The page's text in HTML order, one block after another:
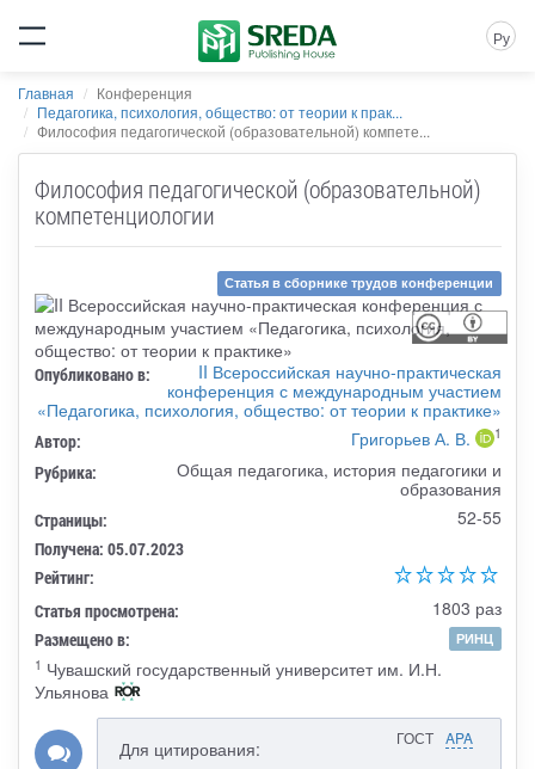
Ру
Главная
Конференция
Педагогика, психология, общество: от теории к прак...
Философия педагогической (образовательной) компете...
Философия педагогической (образовательной)
компетенциологии
Статья в сборнике трудов конференции
Опубликовано в:
II Всероссийская научно-практическая
конференция с международным участием
«Педагогика, психология, общество: от теории к практике»
Автор: Григорьев А. В. 1
Рубрика:
Общая педагогика, история педагогики и
образования
Страницы: 52-55
Получена: 05.07.2023
Рейтинг:
Статья просмотрена:
1803 раз
Размещено в:
РИНЦ
1 Чувашский государственный университет им. И.Н.
Ульянова
ГОСТ APA
Для цитирования: